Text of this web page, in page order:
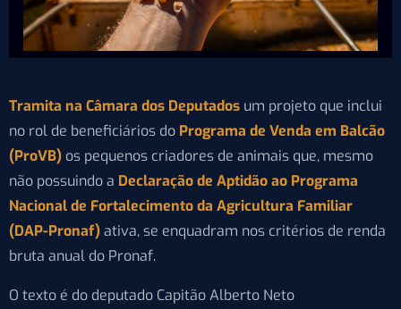
Tramita na Câmara dos Deputados um projeto que inclui
no rol de beneficiários do Programa de Venda em Balcão
(ProVB) os pequenos criadores de animais que, mesmo
não possuindo a Declaração de Aptidão ao Programa
Nacional de Fortalecimento da Agricultura Familiar
(DAP-Pronaf)ativa, se enquadram nos critérios de renda
bruta anual do Pronaf.
O texto é do deputado Capitão Alberto Neto